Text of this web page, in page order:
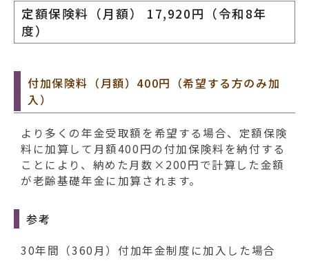
定額保険料（月額） 17,920円（令和8年
度）
付加保険料（月額）400円（希望する方のみ加
入）
より多くの年金受取額を希望する場合、定額保険
料に加算して月額400円の付加保険料を納付する
ことにより、納めた月数×200円で計算した金額
が老齢基礎年金に加算されます。
参考
30年間（360月）付加年金制度に加入した場合